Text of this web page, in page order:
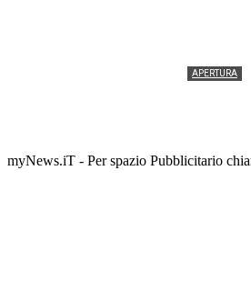
APERTURA
myNews.iT - Per spazio Pubblicitario